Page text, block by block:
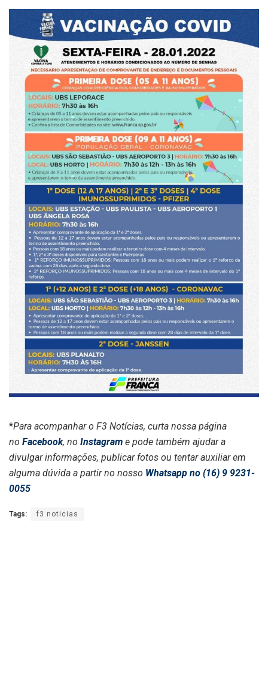
*Para acompanhar o F3 Notícias, curta nossa página
no Facebook, no Instagram e pode também ajudar a
divulgar informações, publicar fotos ou tentar auxiliar em
alguma dúvida a partir no nosso Whatsapp no (16) 9 9231-
0055
Tags: f3 noticias